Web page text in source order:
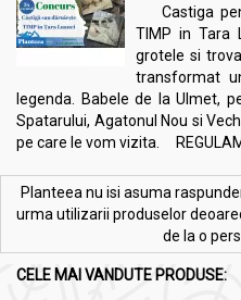
Castiga
TIMP in Tara
grotele si
transformat
legenda. Babele de la Ulmet,
Spatarului, Agatonul Nou si
pe care le vom vizita.
Planteea nu isi asuma
urma utilizarii produselor
de la o
CELE MAI VANDUTE PRODUSE: